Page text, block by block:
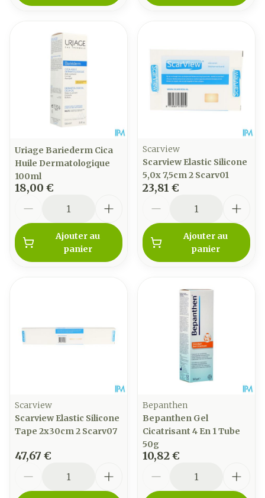
Uriage Bariederm Cica
Huile Dermatologique
100ml
18,00 €
Ajouter au
panier
Scarview
Scarview Elastic Silicone
5,0x 7,5cm 2 Scarv01
23,81 €
Ajouter au
panier
Scarview
Scarview Elastic Silicone
Tape 2x30cm 2 Scarv07
47,67 €
Bepanthen
Bepanthen Gel
Cicatrisant 4 En 1 Tube
50g
10,82 €